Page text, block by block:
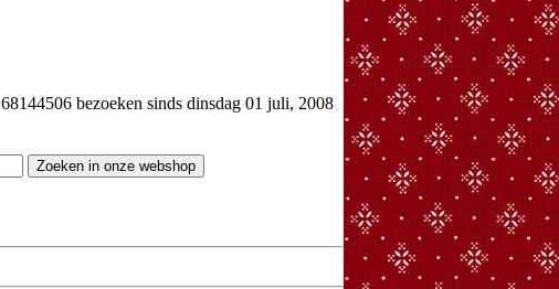
68144506 bezoeken sinds dinsdag 01 juli, 2008